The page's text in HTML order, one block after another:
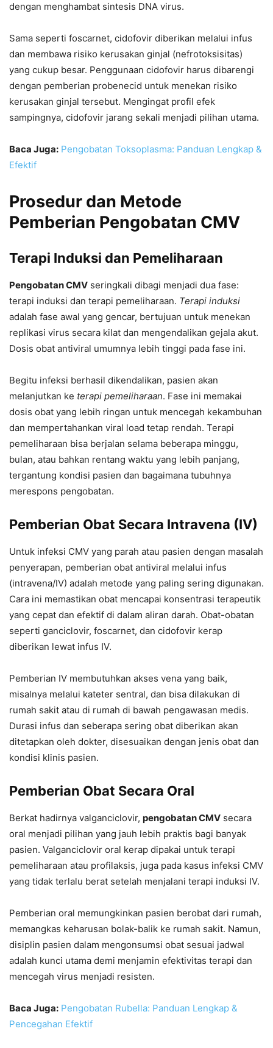
dengan menghambat sintesis DNA virus.
Sama seperti foscarnet, cidofovir diberikan melalui infus
dan membawa risiko kerusakan ginjal (nefrotoksisitas)
yang cukup besar. Penggunaan cidofovir harus dibarengi
dengan pemberian probenecid untuk menekan risiko
kerusakan ginjal tersebut. Mengingat profil efek
sampingnya, cidofovir jarang sekali menjadi pilihan utama.
Baca Juga: Pengobatan Toksoplasma: Panduan Lengkap &
Efektif
Prosedur dan Metode
Pemberian Pengobatan CMV
Terapi Induksi dan Pemeliharaan
Pengobatan CMV seringkali dibagi menjadi dua fase:
terapi induksi dan terapi pemeliharaan. Terapi induksi
adalah fase awal yang gencar, bertujuan untuk menekan
replikasi virus secara kilat dan mengendalikan gejala akut.
Dosis obat antiviral umumnya lebih tinggi pada fase ini.
Begitu infeksi berhasil dikendalikan, pasien akan
melanjutkan ke terapi pemeliharaan. Fase ini memakai
dosis obat yang lebih ringan untuk mencegah kekambuhan
dan mempertahankan viral load tetap rendah. Terapi
pemeliharaan bisa berjalan selama beberapa minggu,
bulan, atau bahkan rentang waktu yang lebih panjang,
tergantung kondisi pasien dan bagaimana tubuhnya
merespons pengobatan.
Pemberian Obat Secara Intravena (IV)
Untuk infeksi CMV yang parah atau pasien dengan masalah
penyerapan, pemberian obat antiviral melalui infus
(intravena/IV) adalah metode yang paling sering digunakan.
Cara ini memastikan obat mencapai konsentrasi terapeutik
yang cepat dan efektif di dalam aliran darah. Obat-obatan
seperti ganciclovir, foscarnet, dan cidofovir kerap
diberikan lewat infus IV.
Pemberian IV membutuhkan akses vena yang baik,
misalnya melalui kateter sentral, dan bisa dilakukan di
rumah sakit atau di rumah di bawah pengawasan medis.
Durasi infus dan seberapa sering obat diberikan akan
ditetapkan oleh dokter, disesuaikan dengan jenis obat dan
kondisi klinis pasien.
Pemberian Obat Secara Oral
Berkat hadirnya valganciclovir, pengobatan CMV secara
oral menjadi pilihan yang jauh lebih praktis bagi banyak
pasien. Valganciclovir oral kerap dipakai untuk terapi
pemeliharaan atau profilaksis, juga pada kasus infeksi CMV
yang tidak terlalu berat setelah menjalani terapi induksi IV.
Pemberian oral memungkinkan pasien berobat dari rumah,
memangkas keharusan bolak-balik ke rumah sakit. Namun,
disiplin pasien dalam mengonsumsi obat sesuai jadwal
adalah kunci utama demi menjamin efektivitas terapi dan
mencegah virus menjadi resisten.
Baca Juga: Pengobatan Rubella: Panduan Lengkap &
Pencegahan Efektif